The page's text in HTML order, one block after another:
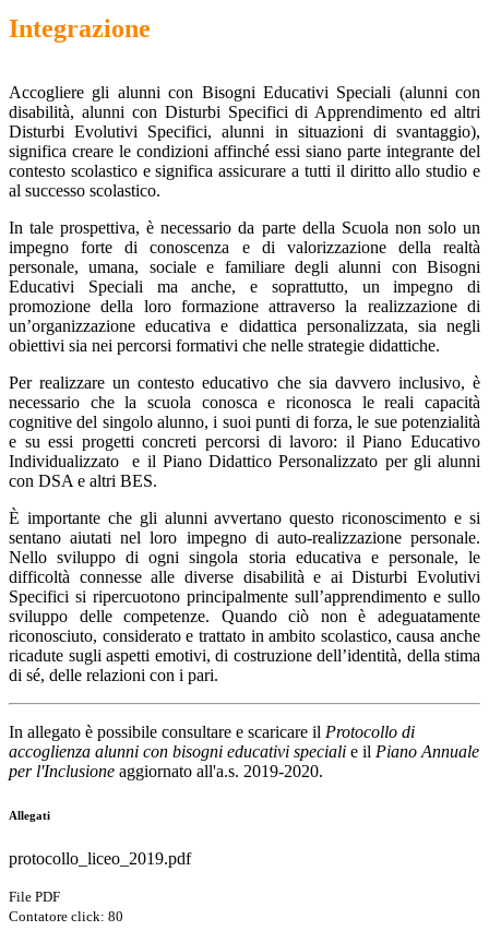
Integrazione
Accogliere gli alunni con Bisogni Educativi Speciali (alunni con
disabilità, alunni con Disturbi Specifici di Apprendimento ed altri
Disturbi Evolutivi Specifici, alunni in situazioni di svantaggio),
significa creare le condizioni affinché essi siano parte integrante del
contesto scolastico e significa assicurare a tutti il diritto allo studio e
al successo scolastico.
In tale prospettiva, è necessario da parte della Scuola non solo un
impegno forte di conoscenza e di valorizzazione della realtà
personale, umana, sociale e familiare degli alunni con Bisogni
Educativi Speciali ma anche, e soprattutto, un impegno di
promozione della loro formazione attraverso la realizzazione di
un’organizzazione educativa e didattica personalizzata, sia negli
obiettivi sia nei percorsi formativi che nelle strategie didattiche.
Per realizzare un contesto educativo che sia davvero inclusivo, è
necessario che la scuola conosca e riconosca le reali capacità
cognitive del singolo alunno, i suoi punti di forza, le sue potenzialità
e su essi progetti concreti percorsi di lavoro: il Piano Educativo
Individualizzato e il Piano Didattico Personalizzato per gli alunni
con DSA e altri BES.
È importante che gli alunni avvertano questo riconoscimento e si
sentano aiutati nel loro impegno di auto-realizzazione personale.
Nello sviluppo di ogni singola storia educativa e personale, le
difficoltà connesse alle diverse disabilità e ai Disturbi Evolutivi
Specifici si ripercuotono principalmente sull’apprendimento e sullo
sviluppo delle competenze. Quando ciò non è adeguatamente
riconosciuto, considerato e trattato in ambito scolastico, causa anche
ricadute sugli aspetti emotivi, di costruzione dell’identità, della stima
di sé, delle relazioni con i pari.
In allegato è possibile consultare e scaricare il Protocollo di
accoglienza alunni con bisogni educativi speciali e il Piano Annuale
per l'Inclusione aggiornato all'a.s. 2019-2020.
Allegati
protocollo_liceo_2019.pdf
File PDF
Contatore click: 80